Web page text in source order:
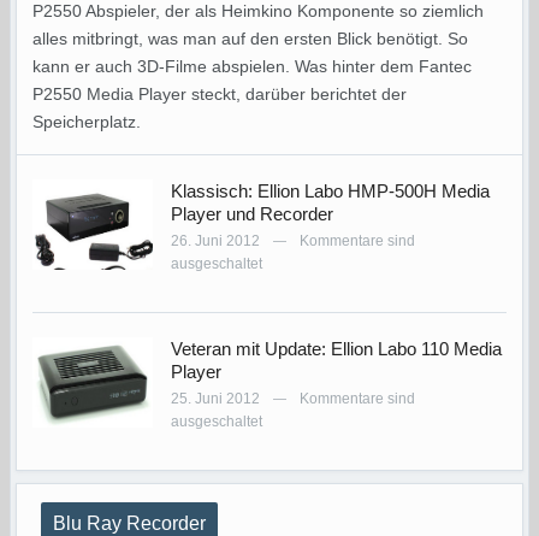
P2550 Abspieler, der als Heimkino Komponente so ziemlich
alles mitbringt, was man auf den ersten Blick benötigt. So
kann er auch 3D-Filme abspielen. Was hinter dem Fantec
P2550 Media Player steckt, darüber berichtet der
Speicherplatz.
Klassisch: Ellion Labo HMP-500H Media
Player und Recorder
26. Juni 2012 —
Kommentare sind
ausgeschaltet
Veteran mit Update: Ellion Labo 110 Media
Player
25. Juni 2012 —
Kommentare sind
ausgeschaltet
Blu Ray Recorder